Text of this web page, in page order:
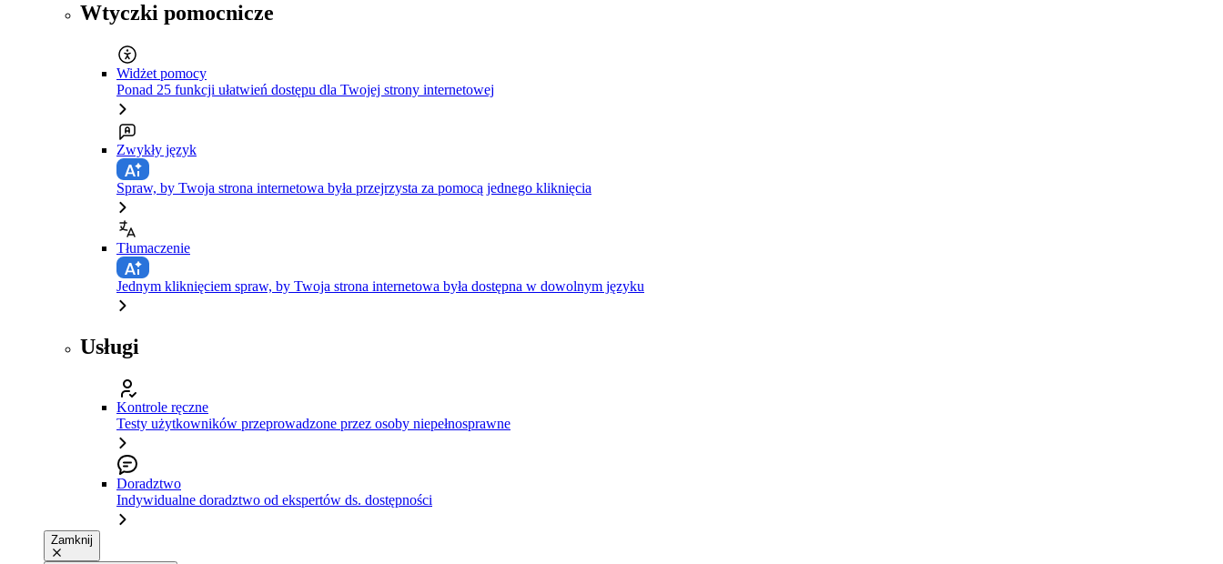
Wtyczki pomocnicze
Widżet pomocy
Ponad 25 funkcji ułatwień dostępu dla Twojej strony internetowej
Zwykły język
Spraw, by Twoja strona internetowa była przejrzysta za pomocą jednego kliknięcia
Tłumaczenie
Jednym kliknięciem spraw, by Twoja strona internetowa była dostępna w dowolnym języku
Usługi
Kontrole ręczne
Testy użytkowników przeprowadzone przez osoby niepełnosprawne
Doradztwo
Indywidualne doradztwo od ekspertów ds. dostępności
Zamknij